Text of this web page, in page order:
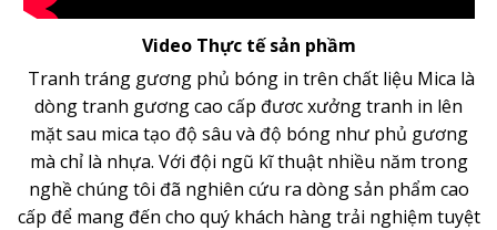
Video Thực tế sản phầm
Tranh tráng gương phủ bóng in trên chất liệu Mica là
dòngtranh gươngcao cấp đươc xưởng tranh in lên
mặt sau mica tạo độ sâu và độ bóng như phủ gương
mà chỉ là nhựa. Với đội ngũ kĩ thuật nhiều năm trong
nghề chúng tôi đã nghiên cứu ra dòng sản phẩm cao
cấp để mang đến cho quý khách hàng trải nghiệm tuyệt